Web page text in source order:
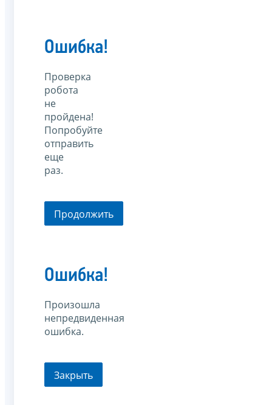
Ошибка!
Проверка
робота
не
пройдена!
Попробуйте
отправить
еще
раз.
Продолжить
Ошибка!
Произошла
непредвиденная
ошибка.
Закрыть